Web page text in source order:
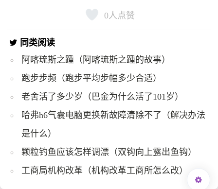
0人点赞
同类阅读
阿喀琉斯之踵（阿喀琉斯之踵的故事）
跑步步频（跑步平均步幅多少合适）
老舍活了多少岁（巴金为什么活了101岁）
哈弗h6气囊电脑更换新故障清除不了（解决办法
是什么）
颗粒钓鱼应该怎样调漂（双钩向上露出鱼钩）
工商局机构改革（机构改革工商所怎么改）